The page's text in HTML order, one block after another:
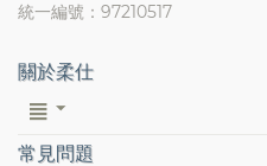
統一編號：97210517
關於柔仕
常見問題